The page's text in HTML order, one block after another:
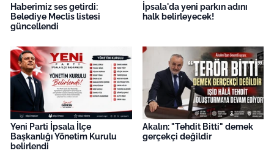
Haberimiz ses getirdi:
Belediye Meclis listesi
güncellendi
İpsala'da yeni parkın adını
halk belirleyecek!
Yeni Parti İpsala İlçe
Başkanlığı Yönetim Kurulu
belirlendi
Akalın: "Tehdit Bitti" demek
gerçekçi değildir